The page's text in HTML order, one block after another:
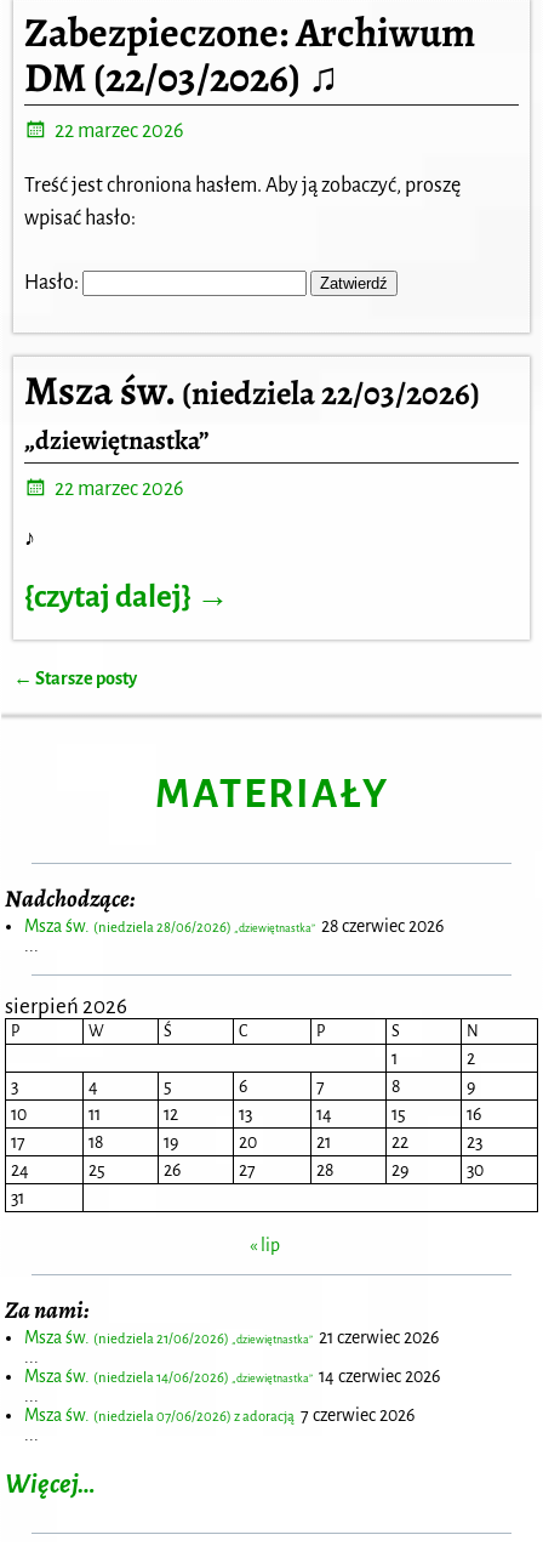
Zabezpieczone: Archiwum
DM (22/03/2026) ♫
22 marzec 2026
Treść jest chroniona hasłem. Aby ją zobaczyć, proszę
wpisać hasło:
Hasło:
Msza św.(niedziela 22/03/2026)
„dziewiętnastka”
22 marzec 2026
♪
{czytaj dalej} →
← Starsze posty
MATERIAŁY
Nadchodzące:
Msza św. (niedziela 28/06/2026) „dziewiętnastka” 28 czerwiec 2026
sierpień 2026
P W Ś C P S N
1
2
3
4 5 6 7 8
9
10
11 12 13 14 15
16
17
18 19 20 21 22
23
24
25 26 27 28 29
30
31
« lip
Za nami:
Msza św. (niedziela 21/06/2026) „dziewiętnastka” 21 czerwiec 2026
Msza św. (niedziela 14/06/2026) „dziewiętnastka” 14 czerwiec 2026
Msza św. (niedziela 07/06/2026) z adoracją 7 czerwiec 2026
Więcej…